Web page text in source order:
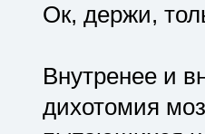
Ок, держи,
Внутренее и
дихотомия